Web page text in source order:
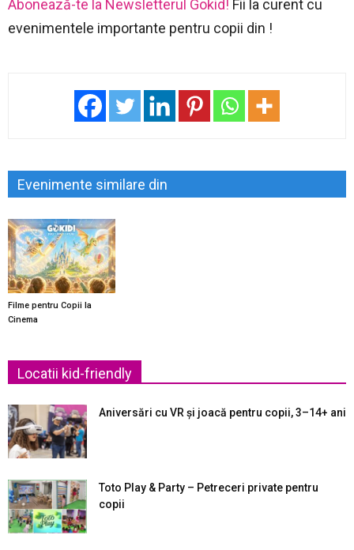
Abonează-te la Newsletterul Gokid! Fii la curent cu
evenimentele importante pentru copii din !
Evenimente similare din
Filme pentru Copii la
Cinema
Locatii kid-friendly
Aniversări cu VR și joacă pentru copii, 3–14+ ani
Toto Play & Party – Petreceri private pentru
copii